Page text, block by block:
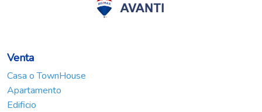
Venta
Casa o TownHouse
Apartamento
Edificio